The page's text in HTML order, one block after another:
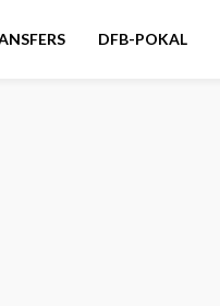
DFB-POKAL